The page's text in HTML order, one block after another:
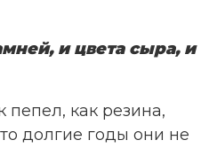
и цвета сыра, и
пепел, как резина,
долгие годы они не